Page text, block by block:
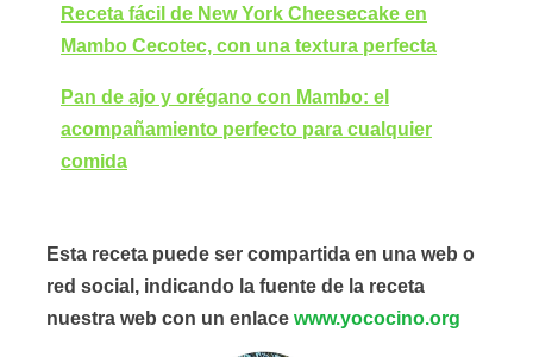
Receta fácil de New York Cheesecake en
Mambo Cecotec, con una textura perfecta
Pan de ajo y orégano con Mambo: el
acompañamiento perfecto para cualquier
comida
Esta receta puede ser compartida en una web o
red social, indicando la fuente de la receta
nuestra web con un enlace www.yococino.org